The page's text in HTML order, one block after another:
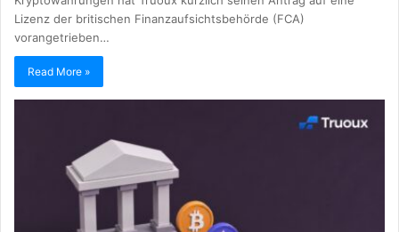
Lizenz der britischen Finanzaufsichtsbehörde (FCA)
vorangetrieben…
Read More »